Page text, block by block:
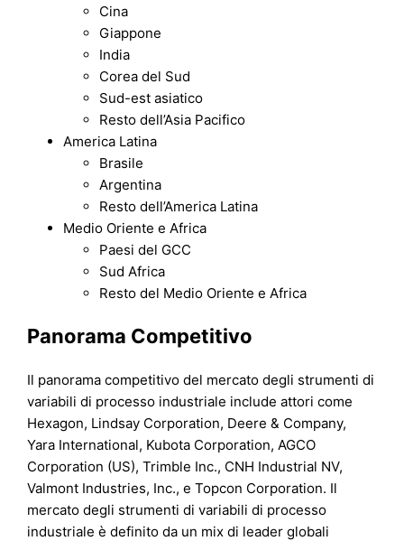
Cina
Giappone
India
Corea del Sud
Sud-est asiatico
Resto dell’Asia Pacifico
America Latina
Brasile
Argentina
Resto dell’America Latina
Medio Oriente e Africa
Paesi del GCC
Sud Africa
Resto del Medio Oriente e Africa
Panorama Competitivo
Il panorama competitivo del mercato degli strumenti di
variabili di processo industriale include attori come
Hexagon, Lindsay Corporation, Deere & Company,
Yara International, Kubota Corporation, AGCO
Corporation (US), Trimble Inc., CNH Industrial NV,
Valmont Industries, Inc., e Topcon Corporation. Il
mercato degli strumenti di variabili di processo
industriale è definito da un mix di leader globali